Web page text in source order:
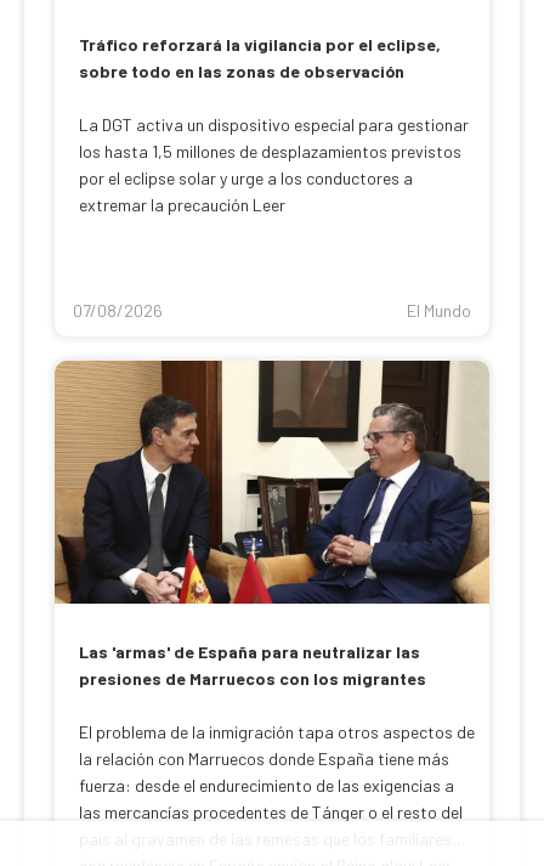
Tráfico reforzará la vigilancia por el eclipse,
sobre todo en las zonas de observación
La DGT activa un dispositivo especial para gestionar
los hasta 1,5 millones de desplazamientos previstos
por el eclipse solar y urge a los conductores a
extremar la precaución Leer
07/08/2026 El Mundo
Las 'armas' de España para neutralizar las
presiones de Marruecos con los migrantes
El problema de la inmigración tapa otros aspectos de
la relación con Marruecos donde España tiene más
fuerza: desde el endurecimiento de las exigencias a
las mercancías procedentes de Tánger o el resto del